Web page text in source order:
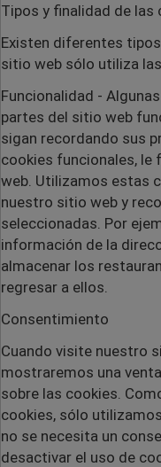
Tipos y finalidad de las
Existen diferentes
sitio web sólo utiliza
Funcionalidad -
partes del sitio web
sigan recordando sus
cookies funcionales,
web. Utilizamos estas
nuestro sitio web y
seleccionadas. Por
información de la
almacenar los
regresar a ellos.
Consentimiento
Cuando visite nuestro
mostraremos una
sobre las cookies.
cookies, sólo
no se necesita un
desactivar el uso de